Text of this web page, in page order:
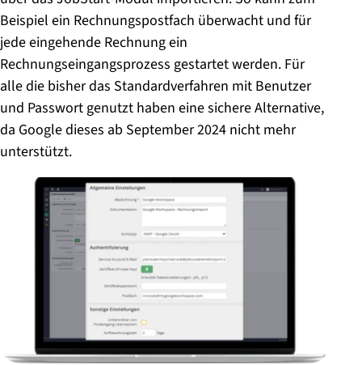
Beispiel ein Rechnungspostfach überwacht und für
jede eingehende Rechnung ein
Rechnungseingangsprozess gestartet werden. Für
alle die bisher das Standardverfahren mit Benutzer
und Passwort genutzt haben eine sichere Alternative,
da Google dieses ab September 2024 nicht mehr
unterstützt.